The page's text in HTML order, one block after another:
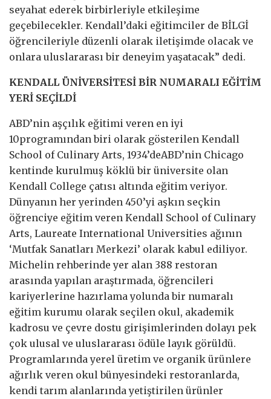
seyahat ederek birbirleriyle etkileşime
geçebilecekler. Kendall’daki eğitimciler de BİLGİ
öğrencileriyle düzenli olarak iletişimde olacak ve
onlara uluslararası bir deneyim yaşatacak” dedi.
KENDALL ÜNİVERSİTESİ BİR NUMARALI EĞİTİM
YERİ SEÇİLDİ
ABD’nin aşçılık eğitimi veren en iyi
10programından biri olarak gösterilen Kendall
School of Culinary Arts, 1934’deABD’nin Chicago
kentinde kurulmuş köklü bir üniversite olan
Kendall College çatısı altında eğitim veriyor.
Dünyanın her yerinden 450’yi aşkın seçkin
öğrenciye eğitim veren Kendall School of Culinary
Arts, Laureate International Universities ağının
‘Mutfak Sanatları Merkezi’ olarak kabul ediliyor.
Michelin rehberinde yer alan 388 restoran
arasında yapılan araştırmada, öğrencileri
kariyerlerine hazırlama yolunda bir numaralı
eğitim kurumu olarak seçilen okul, akademik
kadrosu ve çevre dostu girişimlerinden dolayı pek
çok ulusal ve uluslararası ödüle layık görüldü.
Programlarında yerel üretim ve organik ürünlere
ağırlık veren okul bünyesindeki restoranlarda,
kendi tarım alanlarında yetiştirilen ürünler